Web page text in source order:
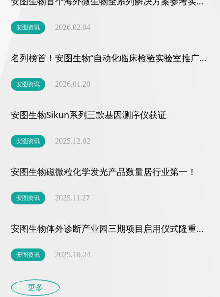
安图资讯 2026.02.04
名列榜首！安图生物“自动化临床检验实验室推广应用项目”获三部委推荐
安图资讯 2026.01.20
安图生物Sikun系列三款基因测序仪获证
安图资讯 2025.12.02
安图生物磁微粒化学发光产品数量居行业第一！
安图资讯 2025.11.27
安图生物体外诊断产业园三期项目启用仪式隆重举行
安图资讯 2025.10.24
更多